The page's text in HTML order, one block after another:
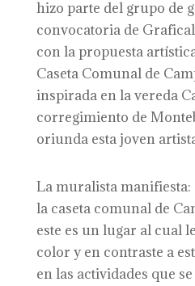
hizo parte del grupo de
convocatoria de
con la propuesta
Caseta Comunal de
inspirada en la vereda
corregimiento de
oriunda esta joven
La muralista
la caseta comunal de
este es un lugar al cual
color y en contraste a
en las actividades que